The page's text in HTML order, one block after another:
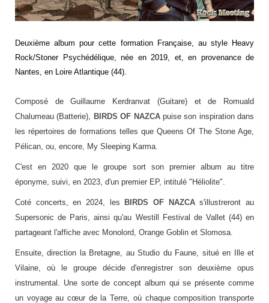
Deuxième album pour cette formation Française, au style Heavy
Rock/Stoner Psychédélique, née en 2019, et, en provenance de
Nantes, en Loire Atlantique (44).
Composé de Guillaume Kerdranvat (Guitare) et de Romuald
Chalumeau (Batterie),
BIRDS OF NAZCApuise son inspiration dans
les répertoires de formations telles que Queens Of The Stone Age,
Pélican, ou, encore, My Sleeping Karma.
C'est en 2020 que le groupe sort son premier album au titre
éponyme, suivi, en 2023, d'un premier EP, intitulé "Héliolite".
Coté concerts, en 2024, les BIRDS OF NAZCAs'illustreront au
Supersonic de Paris, ainsi qu'au Westill Festival de Vallet (44) en
partageant l'affiche avec Monolord, Orange Goblin et Slomosa.
Ensuite, direction la Bretagne, au Studio du Faune, situé en Ille et
Vilaine, où le groupe décide d'enregistrer son deuxième opus
instrumental. Une sorte de concept album qui se présente comme
un voyage au cœur de la Terre, où chaque composition transporte